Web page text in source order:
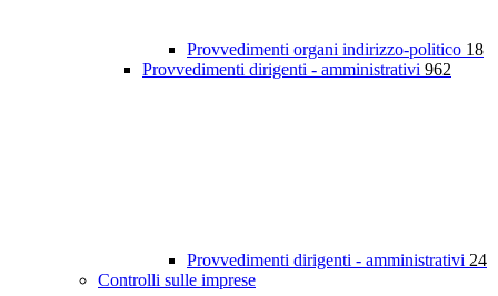
Provvedimenti organi indirizzo-politico 18
Provvedimenti dirigenti - amministrativi 962
Provvedimenti dirigenti - amministrativi 24
Controlli sulle imprese